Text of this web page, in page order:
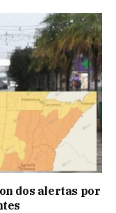
dos alertas por